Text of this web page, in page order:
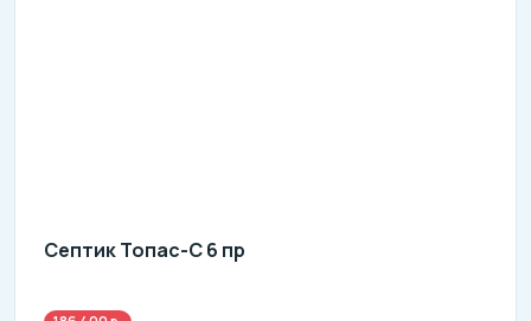
Септик Топас-С 6 пр